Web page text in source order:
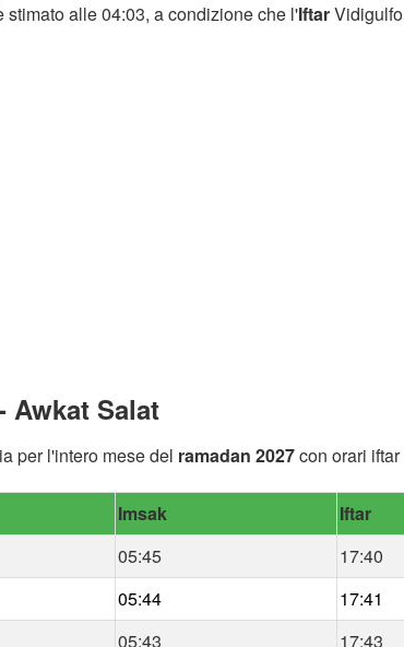
alle 04:03, a condizione che l'Iftar
Awkat Salat
per l'intero mese del ramadan 2027con orari
Imsak
Iftar
05:45
17:40
05:44
17:41
05:43 17:43